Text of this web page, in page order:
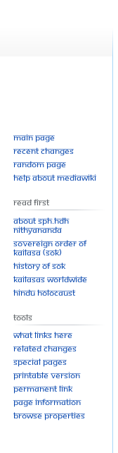
Main page
Recent changes
Random page
Help about MediaWiki
Read First
About SPH.HDH
Nithyananda
Sovereign Order of
KAILASA (SOK)
History of SOK
KAILASAs Worldwide
Hindu Holocaust
Tools
What links here
Related changes
Special pages
Printable version
Permanent link
Page information
Browse properties